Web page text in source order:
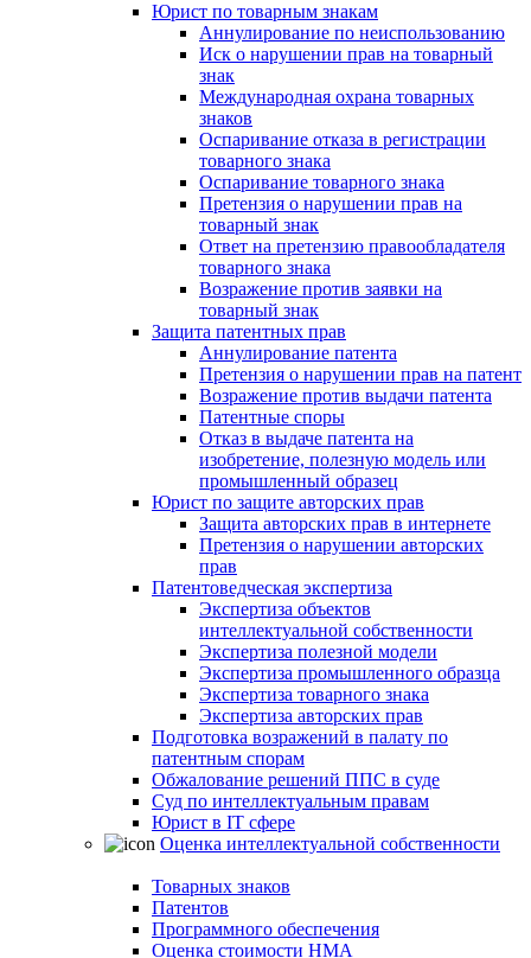
Юрист по товарным знакам
Аннулирование по неиспользованию
Иск о нарушении прав на товарный
знак
Международная охрана товарных
знаков
Оспаривание отказа в регистрации
товарного знака
Оспаривание товарного знака
Претензия о нарушении прав на
товарный знак
Ответ на претензию правообладателя
товарного знака
Возражение против заявки на
товарный знак
Защита патентных прав
Аннулирование патента
Претензия о нарушении прав на патент
Возражение против выдачи патента
Патентные споры
Отказ в выдаче патента на
изобретение, полезную модель или
промышленный образец
Юрист по защите авторских прав
Защита авторских прав в интернете
Претензия о нарушении авторских
прав
Патентоведческая экспертиза
Экспертиза объектов
интеллектуальной собственности
Экспертиза полезной модели
Экспертиза промышленного образца
Экспертиза товарного знака
Экспертиза авторских прав
Подготовка возражений в палату по
патентным спорам
Обжалование решений ППС в суде
Суд по интеллектуальным правам
Юрист в IT сфере
Оценка интеллектуальной собственности
Товарных знаков
Патентов
Программного обеспечения
Оценка стоимости НМА